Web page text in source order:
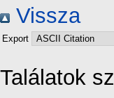
Vissza
Export
Találatok